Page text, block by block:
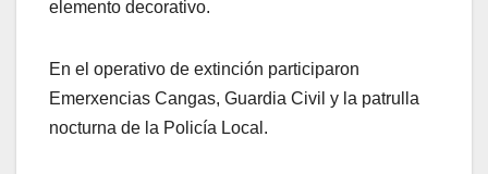
elemento decorativo.
En el operativo de extinción participaron
Emerxencias Cangas, Guardia Civil y la patrulla
nocturna de la Policía Local.